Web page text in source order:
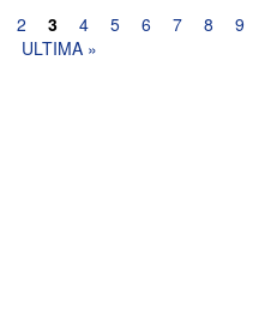
2 3 4 5 6 7 8 9
ULTIMA »